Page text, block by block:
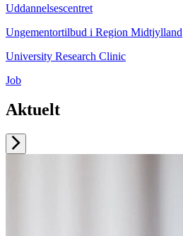
Uddannelsescentret
Ungementortilbud i Region Midtjylland
University Research Clinic
Job
Aktuelt